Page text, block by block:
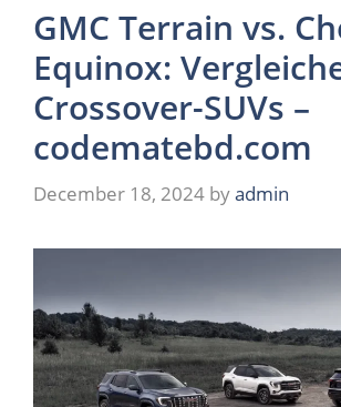
GMC Terrain vs.
Equinox:
Crossover-SUVs –
codematebd.com
December 18, 2024 byadmin